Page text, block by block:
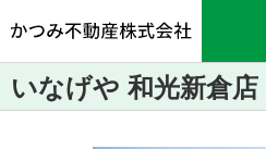
いなげや 和光新倉店